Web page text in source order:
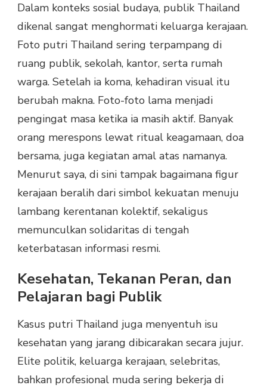
Dalam konteks sosial budaya, publik Thailand
dikenal sangat menghormati keluarga kerajaan.
Foto putri Thailand sering terpampang di
ruang publik, sekolah, kantor, serta rumah
warga. Setelah ia koma, kehadiran visual itu
berubah makna. Foto-foto lama menjadi
pengingat masa ketika ia masih aktif. Banyak
orang merespons lewat ritual keagamaan, doa
bersama, juga kegiatan amal atas namanya.
Menurut saya, di sini tampak bagaimana figur
kerajaan beralih dari simbol kekuatan menuju
lambang kerentanan kolektif, sekaligus
memunculkan solidaritas di tengah
keterbatasan informasi resmi.
Kesehatan, Tekanan Peran, dan
Pelajaran bagi Publik
Kasus putri Thailand juga menyentuh isu
kesehatan yang jarang dibicarakan secara jujur.
Elite politik, keluarga kerajaan, selebritas,
bahkan profesional muda sering bekerja di